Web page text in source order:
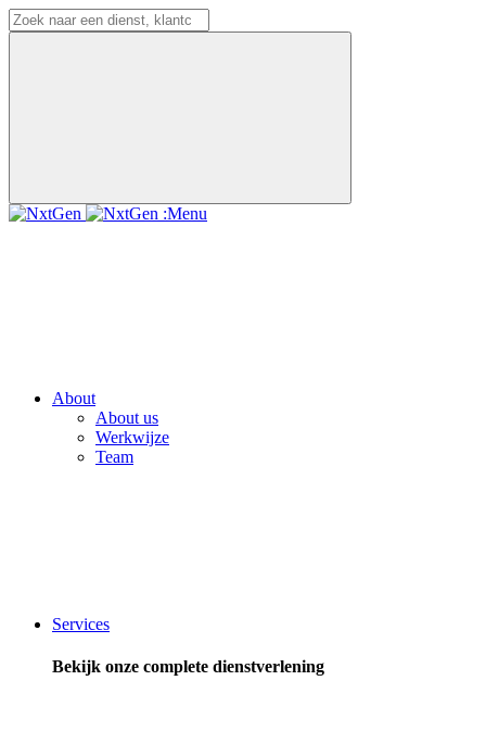
:Menu
About
About us
Werkwijze
Team
Services
Bekijk onze complete dienstverlening